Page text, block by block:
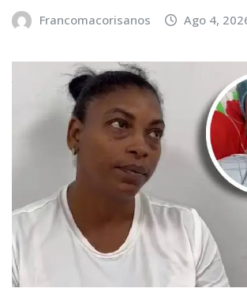
Francomacorisanos Ago 4,